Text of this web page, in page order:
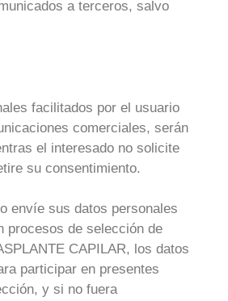
a terceros, salvo
facilitados por el usuario
comerciales, serán
el interesado no solicite
su consentimiento.
envíe sus datos personales
procesos de selección de
CAPILAR, los datos
participar en presentes
y si no fuera